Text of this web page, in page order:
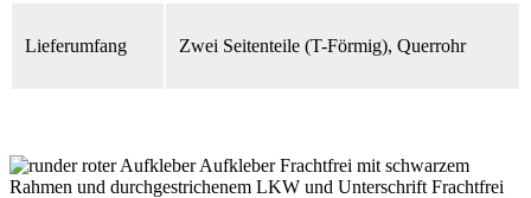
Lieferumfang Zwei Seitenteile (T-Förmig), Querrohr